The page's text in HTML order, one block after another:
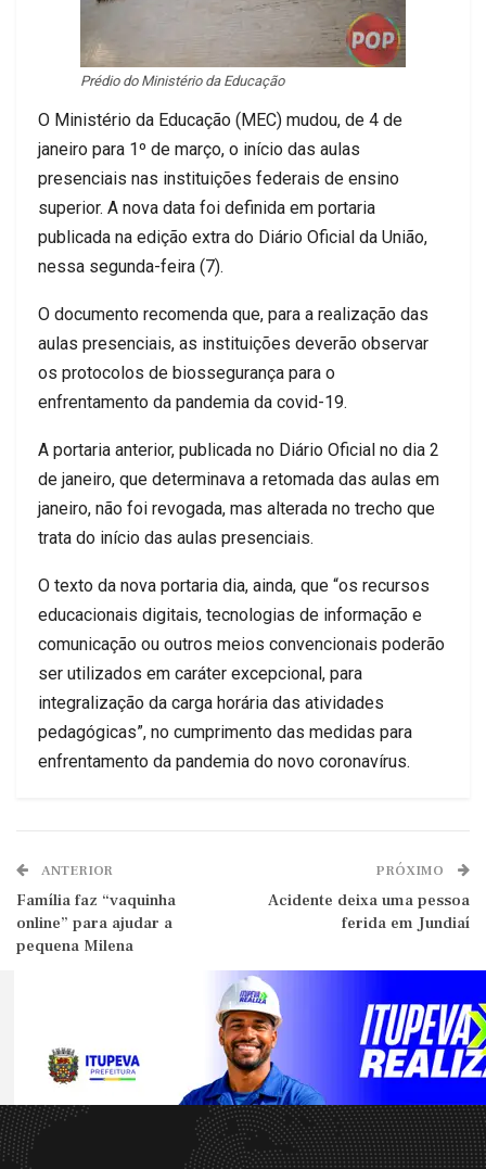
Prédio do Ministério da Educação
O Ministério da Educação (MEC) mudou, de 4 de
janeiro para 1º de março, o início das aulas
presenciais nas instituições federais de ensino
superior. A nova data foi definida em portaria
publicada na edição extra do Diário Oficial da União,
nessa segunda-feira (7).
O documento recomenda que, para a realização das
aulas presenciais, as instituições deverão observar
os protocolos de biossegurança para o
enfrentamento da pandemia da covid-19.
A portaria anterior, publicada no Diário Oficial no dia 2
de janeiro, que determinava a retomada das aulas em
janeiro, não foi revogada, mas alterada no trecho que
trata do início das aulas presenciais.
O texto da nova portaria dia, ainda, que “os recursos
educacionais digitais, tecnologias de informação e
comunicação ou outros meios convencionais poderão
ser utilizados em caráter excepcional, para
integralização da carga horária das atividades
pedagógicas”, no cumprimento das medidas para
enfrentamento da pandemia do novo coronavírus.
ANTERIOR
Família faz “vaquinha
online” para ajudar a
pequena Milena
PRÓXIMO
Acidente deixa uma pessoa
ferida em Jundiaí